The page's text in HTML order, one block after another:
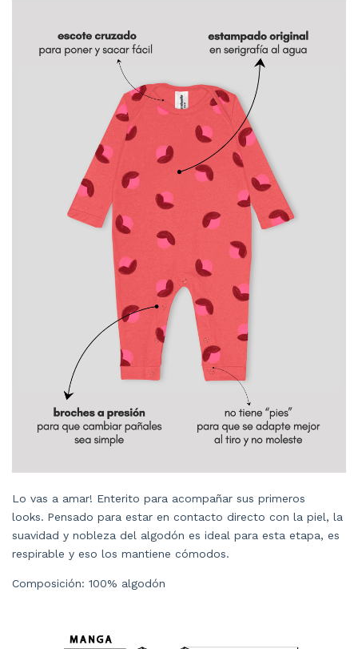
Lo vas a amar! Enterito para acompañar sus primeros
looks. Pensado para estar en contacto directo con la piel, la
suavidad y nobleza del algodón es ideal para esta etapa, es
respirable y eso los mantiene cómodos.
Composición: 100% algodón